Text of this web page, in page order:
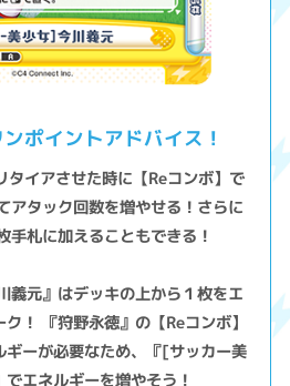
ポイントアドバイス！
タイアさせた時に【Reコンボ】で
アタック回数を増やせる！さらに
手札に加えることもできる！
義元』はデッキの上から１枚をエ
！ 『狩野永徳』の【Reコンボ】
ギーが必要なため、『[サッカー美
エネルギーを増やそう！